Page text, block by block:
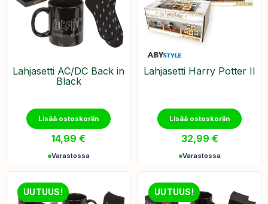
Lahjasetti AC/DC Back in
Black
Lisää ostoskoriin
14,99 €
Varastossa
Lahjasetti Harry Potter II
Lisää ostoskoriin
32,99 €
Varastossa
UUTUUS! UUTUUS!